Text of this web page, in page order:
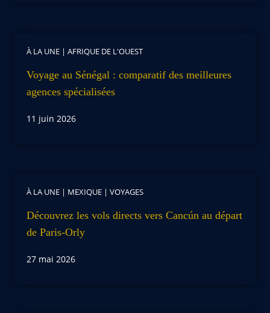
À LA UNE | AFRIQUE DE L'OUEST
Voyage au Sénégal : comparatif des meilleures
agences spécialisées
11 juin 2026
À LA UNE | MEXIQUE | VOYAGES
Découvrez les vols directs vers Cancún au départ
de Paris-Orly
27 mai 2026